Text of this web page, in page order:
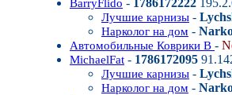
BarryFlido - 1786172222
Лучшие карнизы -
Нарколог на дом -
Автомобильные Коврики В -
MichaelFat - 1786172095
Лучшие карнизы -
Нарколог на дом -